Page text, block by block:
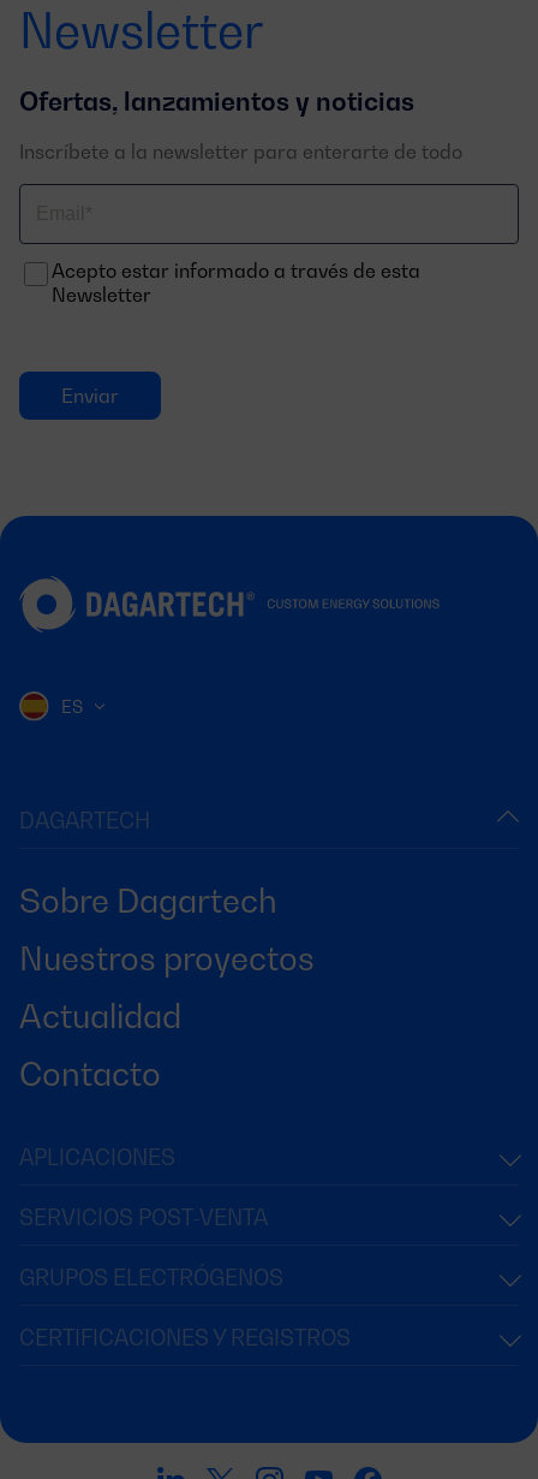
Newsletter
Ofertas, lanzamientos y noticias
Inscríbete a la newsletter para enterarte de todo
electrónico
Acepto estar informado a través de esta
Newsletter
DAGARTECH
Sobre Dagartech
Nuestros proyectos
Actualidad
Contacto
ES
APLICACIONES
SERVICIOS POST-VENTA
GRUPOS ELECTRÓGENOS
CERTIFICACIONES Y REGISTROS